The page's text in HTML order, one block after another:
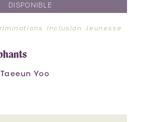
DISPONIBLE
Inclusion
Jeunesse
Yoo